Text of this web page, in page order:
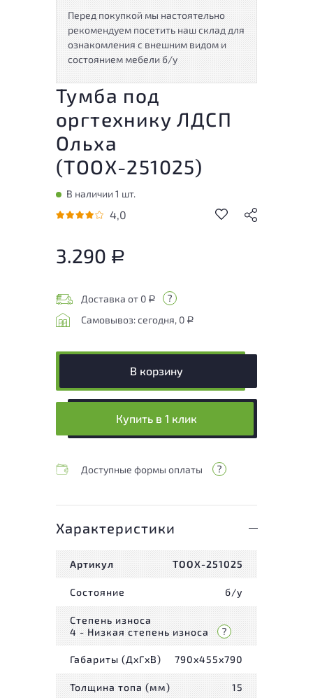
Перед покупкой мы настоятельно
рекомендуем посетить наш склад для
ознакомления с внешним видом и
состоянием мебели б/у
Тумба под
оргтехнику ЛДСП
Ольха
(ТООХ-251025)
В наличии 1 шт.
4,0
3.290 Р
Доставка от 0 Р
Самовывоз: сегодня, 0 Р
В корзину
Купить в 1 клик
Доступные формы оплаты
Характеристики
Артикул ТООХ-251025
Состояние б/у
Степень износа
4 - Низкая степень износа
Габариты (ДxГxВ) 790x455x790
Толщина топа (мм) 15